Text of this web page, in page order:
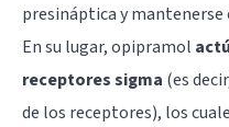
presináptica y mantenerse
En su lugar, opipramol
receptores sigma (es
de los receptores), los